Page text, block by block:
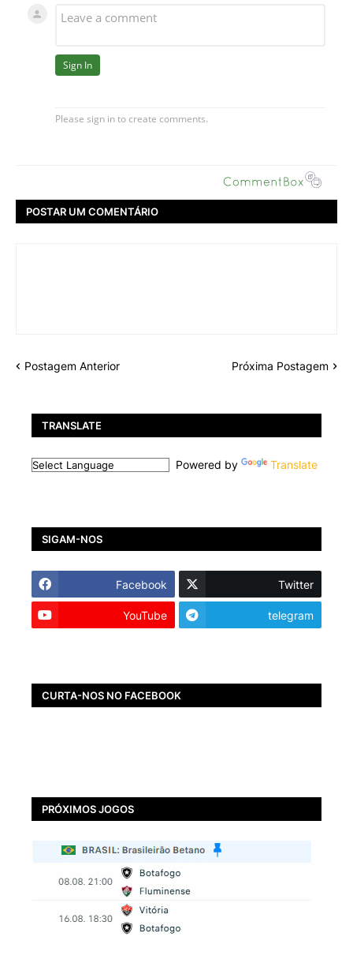
POSTAR UM COMENTÁRIO
Postagem Anterior Próxima Postagem
TRANSLATE
Powered by Translate
SIGAM-NOS
Facebook Twitter
YouTube telegram
CURTA-NOS NO FACEBOOK
PRÓXIMOS JOGOS